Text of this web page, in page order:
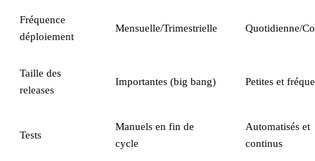
Fréquence
déploiement
Mensuelle/Trimestrielle Quotidienne/
Taille des
releases
Importantes (big bang) Petites et
Tests
Manuels en fin de
cycle
Automatisés et
continus